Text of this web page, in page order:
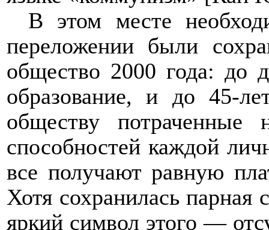
В этом месте
переложении были
общество 2000 года: до
образование, и до 45-
обществу потраченные
способностей каждой
все получают равную
Хотя сохранилась
яркий символ этого —